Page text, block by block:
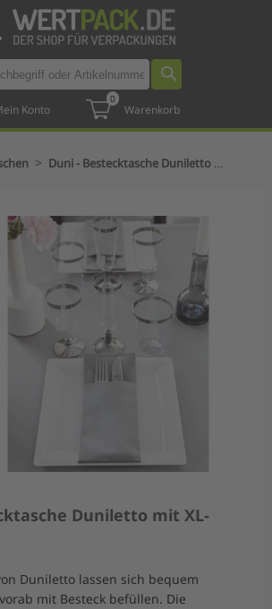
Konto
0
Warenkorb
> Duni - Bestecktasche Duniletto mit XL-Serviette
Duniletto mit XL-
Duniletto lassen sich bequem
mit Besteck befüllen. Die